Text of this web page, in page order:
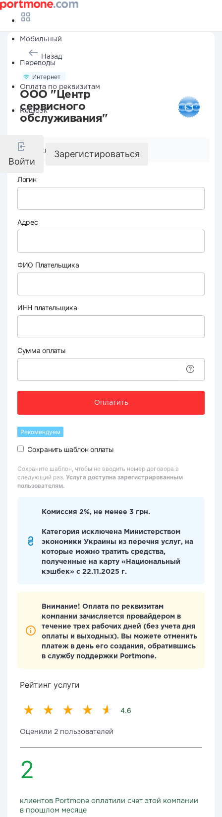
Мобильный
Переводы
Оплата по реквизитам
Кешбэк
Войти
Зарегистироваться
Назад
Интернет
ООО "Центр
сервисного
обслуживания"
Реквизиты компании
Логин
Адрес
ФИО Плательщика
ИНН плательщика
Сумма оплаты
Оплатить
Рекомендуем
Сохранить шаблон оплаты
Сохраните шаблон, чтобы не вводить номер договора в
следующий раз. Услуга доступна зарегистрированным
пользователям.
Комиссия 2%, не менее 3 грн.
Категория исключена Министерством
экономики Украины из перечня услуг, на
которые можно тратить средства,
полученные на карту «Национальный
кэшбек» с 22.11.2025 г.
Внимание! Оплата по реквизитам
компании зачисляется провайдером в
течение трех рабочих дней (без учета дня
оплаты и выходных). Вы можете отменить
платеж в день его создания, обратившись
в службу поддержки Portmone.
Рейтинг услуги
4.6
Оценили 2 пользователей
2
клиентов Portmone оплатили счет этой компании
в прошлом месяце